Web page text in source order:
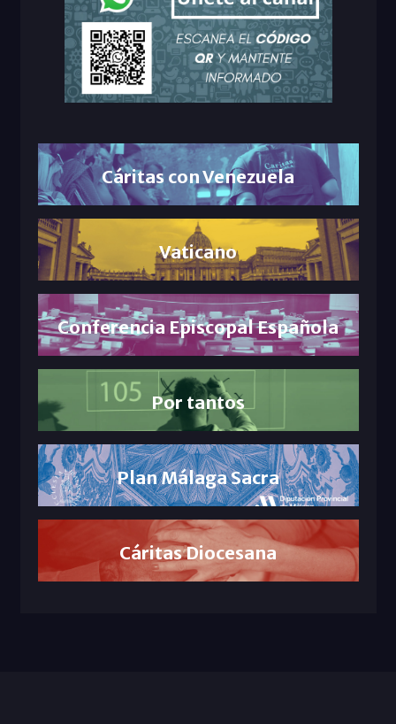
Cáritas con Venezuela
Vaticano
Conferencia Episcopal Española
Por tantos
Plan Málaga Sacra
Cáritas Diocesana